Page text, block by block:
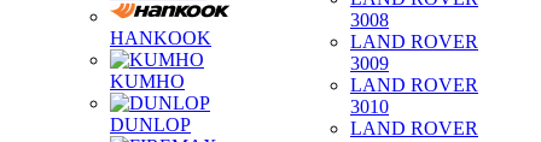
HANKOOK
KUMHO
DUNLOP
3008
LAND ROVER
3009
LAND ROVER
3010
LAND ROVER